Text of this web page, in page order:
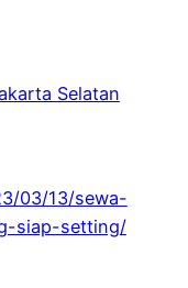
Selatan
03/13/sewa-
siap-setting/